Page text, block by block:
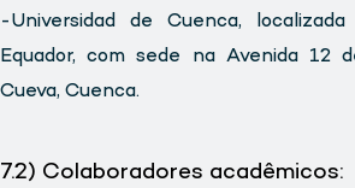
-Universidad de Cuenca,
Equador, com sede na Avenida 12
Cueva, Cuenca.
7.2) Colaboradores acadêmicos: